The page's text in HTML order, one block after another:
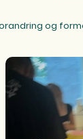
og